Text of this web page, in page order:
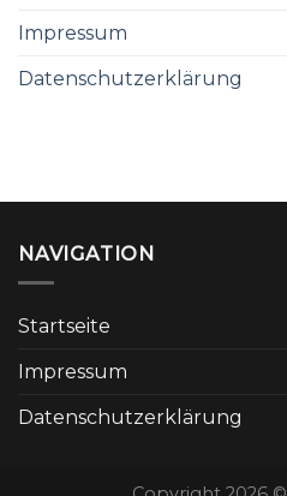
Impressum
Datenschutzerklärung
NAVIGATION
Startseite
Impressum
Datenschutzerklärung